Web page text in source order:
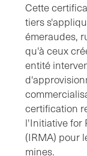
Cette
tiers
émeraudes,
qu'à ceux
entité
certification
l'Initiative for
(IRMA) pour
mines.